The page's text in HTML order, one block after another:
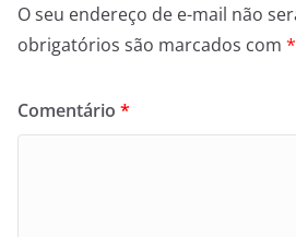
O seu endereço de e-mail não
obrigatórios são marcados com *
Comentário *